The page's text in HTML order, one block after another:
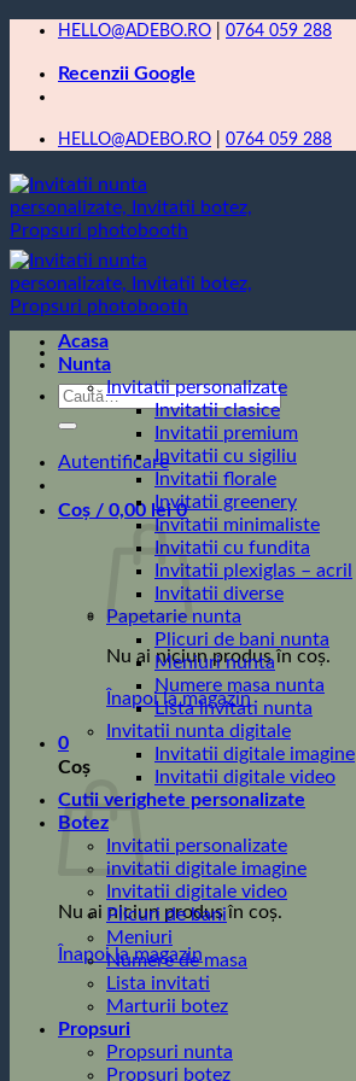
Skip
content
HELLO@ADEBO.RO 0764 059 288
Recenzii Google
HELLO@ADEBO.RO 0764 059 288
Caută
Autentificare
Coș / 0,00 lei 0
Nu ai niciun produs în coș.
Înapoi la magazin
0
Coș
Nu ai niciun produs în coș.
Înapoi la magazin
Acasa
Nunta
Invitatii personalizate
Invitatii clasice
Invitatii premium
Invitatii cu sigiliu
Invitatii florale
Invitatii greenery
Invitatii minimaliste
Invitatii cu fundita
Invitatii plexiglas – acril
Invitatii diverse
Papetarie nunta
Plicuri de bani nunta
Meniuri nunta
Numere masa nunta
Lista invitati nunta
Invitatii nunta digitale
Invitatii digitale imagine
Invitatii digitale video
Cutii verighete personalizate
Botez
Invitatii personalizate
invitatii digitale imagine
Invitatii digitale video
Plicuri de bani
Meniuri
Numere de masa
Lista invitati
Marturii botez
Propsuri
Propsuri nunta
Propsuri botez